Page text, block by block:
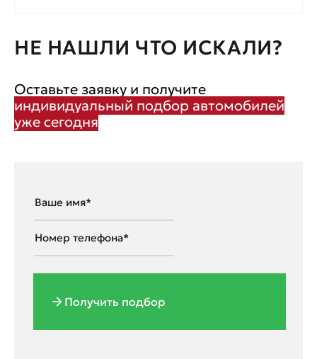
НЕ НАШЛИ ЧТО ИСКАЛИ?
Оставьте заявку и получите
индивидуальный подбор автомобилей
уже сегодня
Получить подбор